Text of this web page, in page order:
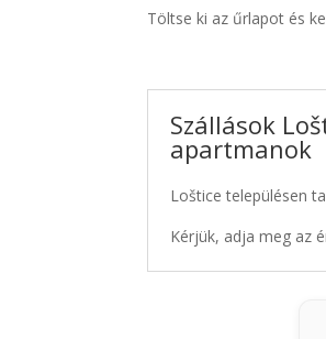
AutóbérlésTöltse ki az űrlapot és
Szállások
apartmanok
Loštice településen
Kérjük, adja meg az